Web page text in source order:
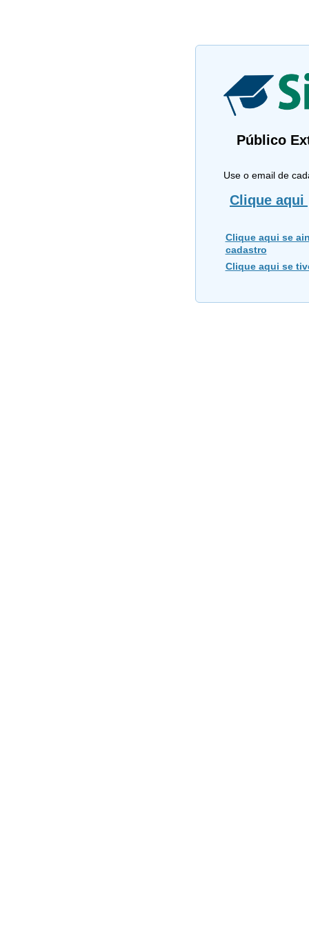
Público
Use o email de
Clique aqui
Clique aqui se
cadastro
Clique aqui se